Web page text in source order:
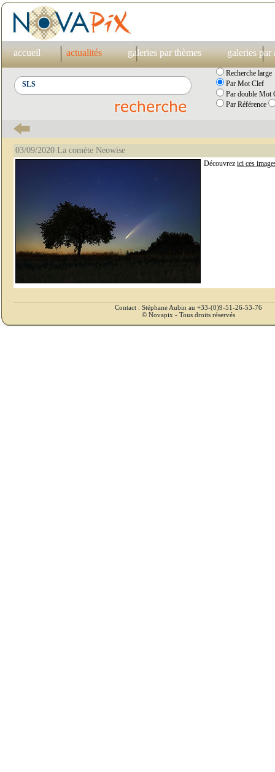
accueil actualités galeries par thèmes galeries par
Recherche large
Par Mot Clef
Par double Mot
Par Référence
03/09/2020 La comète Neowise
Découvrez ici ces
Contact : Stéphane Aubin au +33-(0)9-51-26-53-76
© Novapix - Tous droits réservés